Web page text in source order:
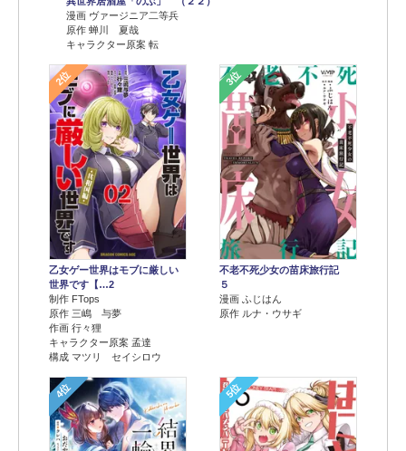
漫画 ヴァージニア二等兵
原作 蝉川 夏哉
キャラクター原案 転
2位
乙女ゲー世界はモブに厳しい
世界です【…2
制作 FTops
原作 三嶋 与夢
作画 行々狸
キャラクター原案 孟達
構成 マツリ セイシロウ
3位
不老不死少女の苗床旅行記
５
漫画 ふじはん
原作 ルナ・ウサギ
4位 5位